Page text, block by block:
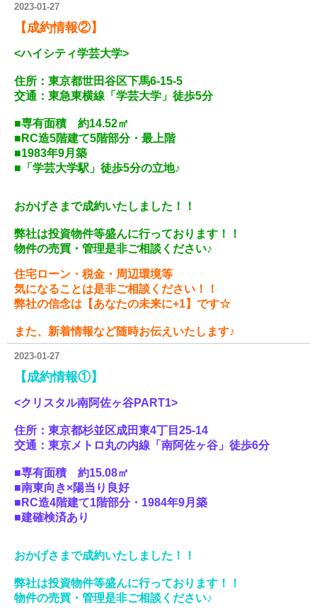
2023-01-27
【成約情報②】
<ハイシティ学芸大学>
住所：東京都世田谷区下馬6-15-5
交通：東急東横線「学芸大学」徒歩5分
■専有面積 約14.52㎡
■ RC造5階建て5階部分・ 最上階
■1983年9月築
■「学芸大学駅」徒歩5分の立地♪
おかげさまで成約いたしました！！
弊社は投資物件等盛んに行っております！！
物件の売買・管理是非ご相談ください♪
住宅ローン・税金・周辺環境等
気になることは是非ご相談ください！！
弊社の信念は【あなたの未来に+1】です☆
また、新着情報など随時お伝えいたします♪
2023-01-27
【成約情報①】
<クリスタル南阿佐ヶ谷PART1>
住所：東京都杉並区成田東4丁目25-14
交通：東京メトロ丸の内線「南阿佐ヶ谷」徒歩6分
■専有面積 約15.08㎡
■南東向き×陽当り良好
■RC造4階建て1階部分・1984年9月築
■建確検済あり
おかげさまで成約いたしました！！
弊社は投資物件等盛んに行っております！！
物件の売買・管理是非ご相談ください♪